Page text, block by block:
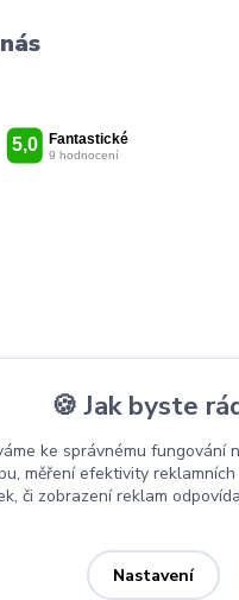
🍪 Jak byste
ke správnému
měření efektivity
či zobrazení reklam
Nastavení